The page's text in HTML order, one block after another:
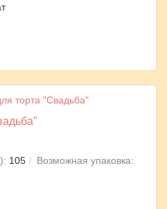
105
Возможная упаковка: